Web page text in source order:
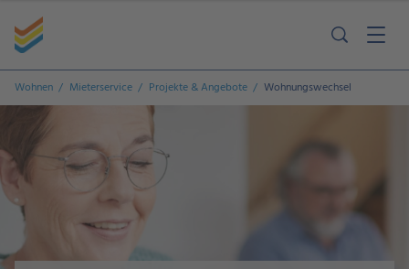
Wohnen Mieterservice Projekte & Angebote Wohnungswechsel